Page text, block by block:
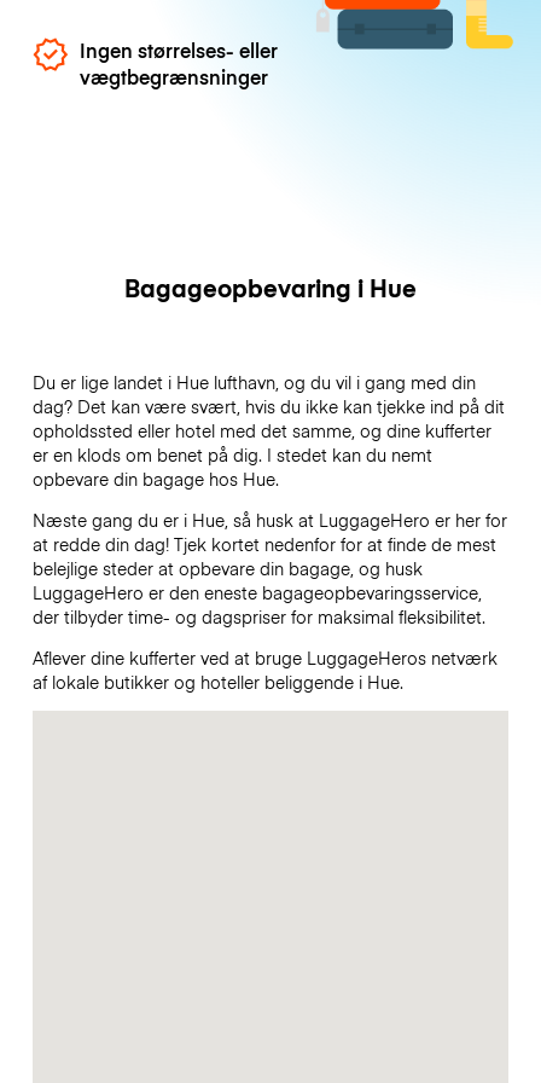
Ingen størrelses- eller
vægtbegrænsninger
Bagageopbevaring i Hue
Du er lige landet i Hue lufthavn, og du vil i gang med din
dag? Det kan være svært, hvis du ikke kan tjekke ind på dit
opholdssted eller hotel med det samme, og dine kufferter
er en klods om benet på dig. I stedet kan du nemt
opbevare din bagage hos Hue.
Næste gang du er i Hue, så husk at LuggageHero er her for
at redde din dag! Tjek kortet nedenfor for at finde de mest
belejlige steder at opbevare din bagage, og husk
LuggageHero er den eneste bagageopbevaringsservice,
der tilbyder time- og dagspriser for maksimal fleksibilitet.
Aflever dine kufferter ved at bruge LuggageHeros netværk
af lokale butikker og hoteller beliggende i Hue.